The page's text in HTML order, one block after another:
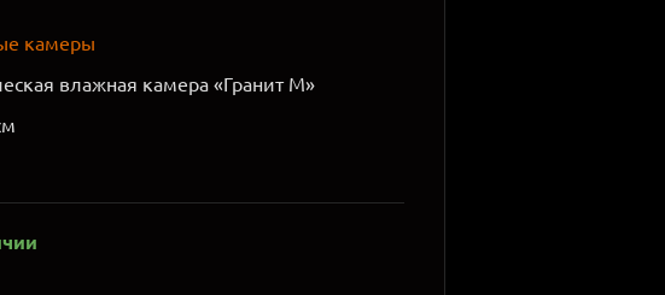
камеры
влажная камера «Гранит М»